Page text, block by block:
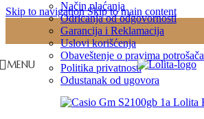
Skip to navigationSkip to main content
Način plaćanja
Odricanja od odgovornosti
Garancija i Reklamacija
Uslovi korišćenja
Obaveštenje o pravima potrošača
Politika privatnosti
Odustanak od ugovora
MENU